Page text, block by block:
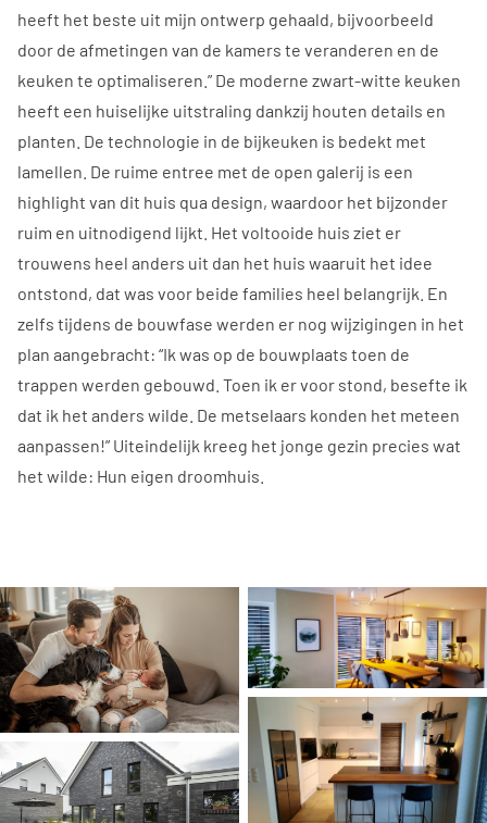
heeft het beste uit mijn ontwerp gehaald, bijvoorbeeld
door de afmetingen van de kamers te veranderen en de
keuken te optimaliseren.” De moderne zwart-witte keuken
heeft een huiselijke uitstraling dankzij houten details en
planten. De technologie in de bijkeuken is bedekt met
lamellen. De ruime entree met de open galerij is een
highlight van dit huis qua design, waardoor het bijzonder
ruim en uitnodigend lijkt. Het voltooide huis ziet er
trouwens heel anders uit dan het huis waaruit het idee
ontstond, dat was voor beide families heel belangrijk. En
zelfs tijdens de bouwfase werden er nog wijzigingen in het
plan aangebracht: “Ik was op de bouwplaats toen de
trappen werden gebouwd. Toen ik er voor stond, besefte ik
dat ik het anders wilde. De metselaars konden het meteen
aanpassen!” Uiteindelijk kreeg het jonge gezin precies wat
het wilde: Hun eigen droomhuis.